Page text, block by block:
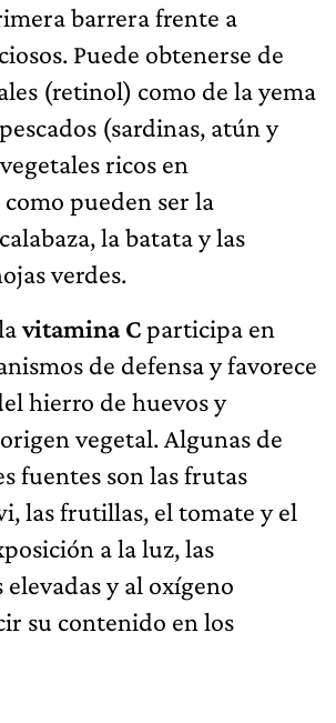
barrera frente a
Puede obtenerse de
(retinol) como de la yema
(sardinas, atún y
ricos en
pueden ser la
la batata y las
verdes.
vitamina Cparticipa en
de defensa y favorece
hierro de huevos y
vegetal. Algunas de
fuentes son las frutas
las frutillas, el tomate y el
a la luz, las
y al oxígeno
su contenido en los